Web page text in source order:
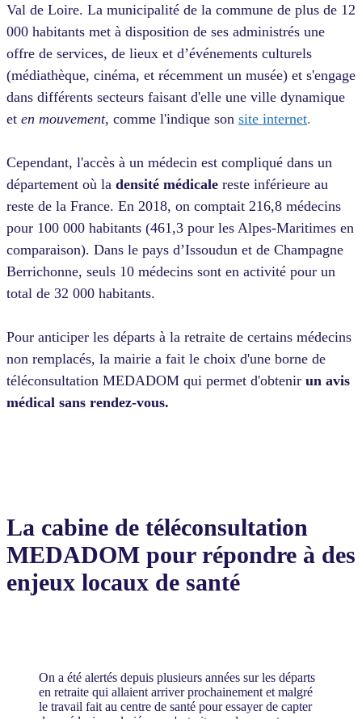
Val de Loire. La municipalité de la commune de plus de 12
000 habitants met à disposition de ses administrés une
offre de services, de lieux et d’événements culturels
(médiathèque, cinéma, et récemment un musée) et s'engage
dans différents secteurs faisant d'elle une ville dynamique
et en mouvement, comme l'indique son site internet.
Cependant, l'accès à un médecin est compliqué dans un
département où la densité médicale reste inférieure au
reste de la France. En 2018, on comptait 216,8 médecins
pour 100 000 habitants (461,3 pour les Alpes-Maritimes en
comparaison). Dans le pays d’Issoudun et de Champagne
Berrichonne, seuls 10 médecins sont en activité pour un
total de 32 000 habitants.
Pour anticiper les départs à la retraite de certains médecins
non remplacés, la mairie a fait le choix d'une borne de
téléconsultation MEDADOM qui permet d'obtenir un avis
médical sans rendez-vous.
La cabine de téléconsultation
MEDADOM pour répondre à des
enjeux locaux de santé
On a été alertés depuis plusieurs années sur les départs
en retraite qui allaient arriver prochainement et malgré
le travail fait au centre de santé pour essayer de capter